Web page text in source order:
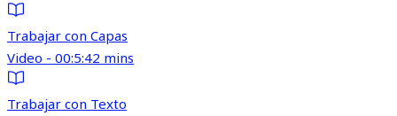
Trabajar con Capas
Video - 00:5:42 mins
Trabajar con Texto